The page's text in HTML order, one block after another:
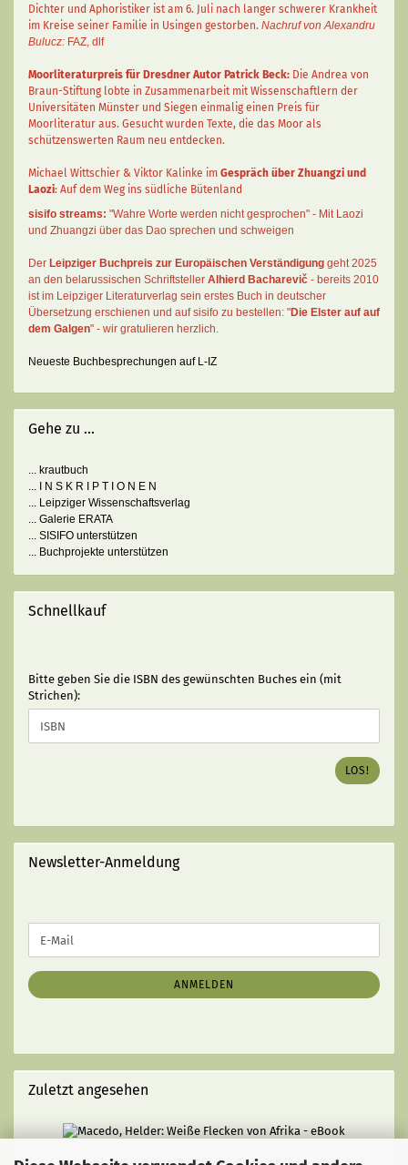
Dichter und Aphoristiker ist am 6. Juli nach langer schwerer Krankheit
im Kreise seiner Familie in Usingen gestorben. Nachruf von Alexandru
Bulucz: FAZ, dlf
Moorliteraturpreis für Dresdner Autor Patrick Beck: Die Andrea von
Braun-Stiftung lobte in Zusammenarbeit mit Wissenschaftlern der
Universitäten Münster und Siegen einmalig einen Preis für
Moorliteratur aus. Gesucht wurden Texte, die das Moor als
schützenswerten Raum neu entdecken.
Michael Wittschier & Viktor Kalinke im Gespräch über Zhuangzi und
Laozi: Auf dem Weg ins südliche Bütenland
sisifo streams: "Wahre Worte werden nicht gesprochen" - Mit Laozi
und Zhuangzi über das Dao sprechen und schweigen
Der Leipziger Buchpreis zur Europäischen Verständigung geht 2025
an den belarussischen Schriftsteller Alhierd Bacharevič - bereits 2010
ist im Leipziger Literaturverlag sein erstes Buch in deutscher
Übersetzung erschienen und auf sisifo zu bestellen: "Die Elster auf auf
dem Galgen" - wir gratulieren herzlich.
Neueste Buchbesprechungen auf L-IZ
Gehe zu ...
... krautbuch
... I N S K R I P T I O N E N
... Leipziger Wissenschaftsverlag
... Galerie ERATA
... SISIFO unterstützen
... Buchprojekte unterstützen
Schnellkauf
BITTE
GEBEN
SIE
DIE
ISBN
(MIT
STRICHEN):
Bitte geben Sie die ISBN des gewünschten Buches ein (mit
Strichen):
LOS!
Newsletter-Anmeldung
ZUR
ANMELDUNG
E-
Mail
ANMELDEN
Zuletzt angesehen